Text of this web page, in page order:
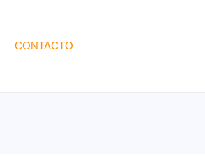
CONTACTO